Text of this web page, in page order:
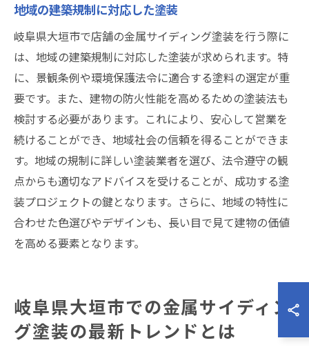
地域の建築規制に対応した塗装
岐阜県大垣市で店舗の金属サイディング塗装を行う際に
は、地域の建築規制に対応した塗装が求められます。特
に、景観条例や環境保護法令に適合する塗料の選定が重
要です。また、建物の防火性能を高めるための塗装法も
検討する必要があります。これにより、安心して営業を
続けることができ、地域社会の信頼を得ることができま
す。地域の規制に詳しい塗装業者を選び、法令遵守の観
点からも適切なアドバイスを受けることが、成功する塗
装プロジェクトの鍵となります。さらに、地域の特性に
合わせた色選びやデザインも、長い目で見て建物の価値
を高める要素となります。
岐阜県大垣市での金属サイディン
グ塗装の最新トレンドとは